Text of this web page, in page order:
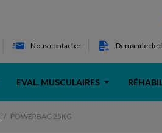
Nous contacter Demande de
EVAL. MUSCULAIRES
POWERBAG 25KG